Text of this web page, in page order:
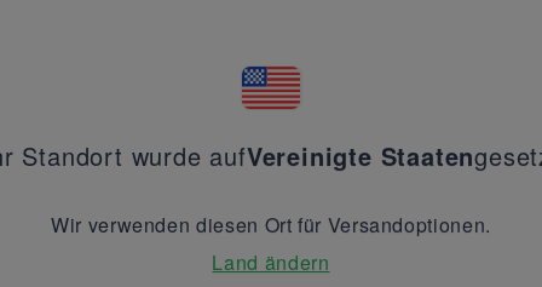
Standort wurde aufVereinigte Staaten
Wir verwenden diesen Ort für Versandoptionen.
Land ändern